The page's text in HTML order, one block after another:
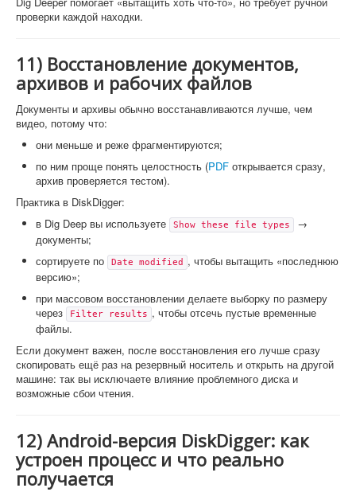
проверки каждой находки.
11) Восстановление документов,
архивов и рабочих файлов
Документы и архивы обычно восстанавливаются лучше, чем
видео, потому что:
они меньше и реже фрагментируются;
по ним проще понять целостность (PDF открывается сразу,
архив проверяется тестом).
Практика в DiskDigger:
в Dig Deep вы используете
Show these file types
→
документы;
сортируете по
Date modified
, чтобы вытащить «последнюю
версию»;
при массовом восстановлении делаете выборку по размеру
через
Filter results , чтобы отсечь пустые временные
файлы.
Если документ важен, после восстановления его лучше сразу
скопировать ещё раз на резервный носитель и открыть на другой
машине: так вы исключаете влияние проблемного диска и
возможные сбои чтения.
12) Android-версия DiskDigger: как
устроен процесс и что реально
получается